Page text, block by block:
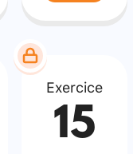
Exercice
15